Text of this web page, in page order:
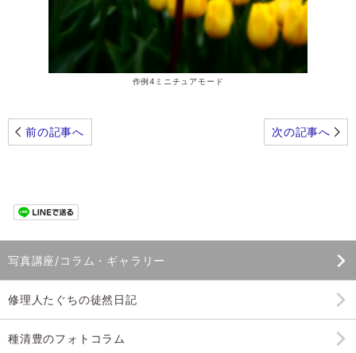
作例4ミニチュアモード
前の記事へ 次の記事へ
写真講座/コラム・ギャラリー
修理人たぐちの徒然日記
種清豊のフォトコラム